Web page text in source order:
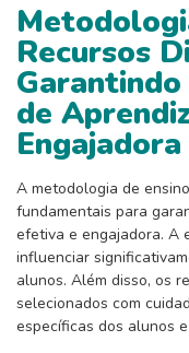
Recursos
de
Engajadora
A metodologia de
fundamentais para
efetiva e engajadora. A
influenciar
alunos. Além disso, os
selecionados com
específicas dos alunos